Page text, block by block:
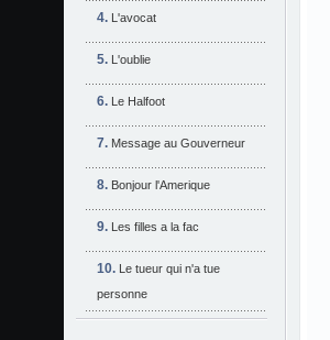
L'avocat
L'oublie
Le Halfoot
Message au Gouverneur
Bonjour l'Amerique
Les filles a la fac
Le tueur qui n'a tue
personne